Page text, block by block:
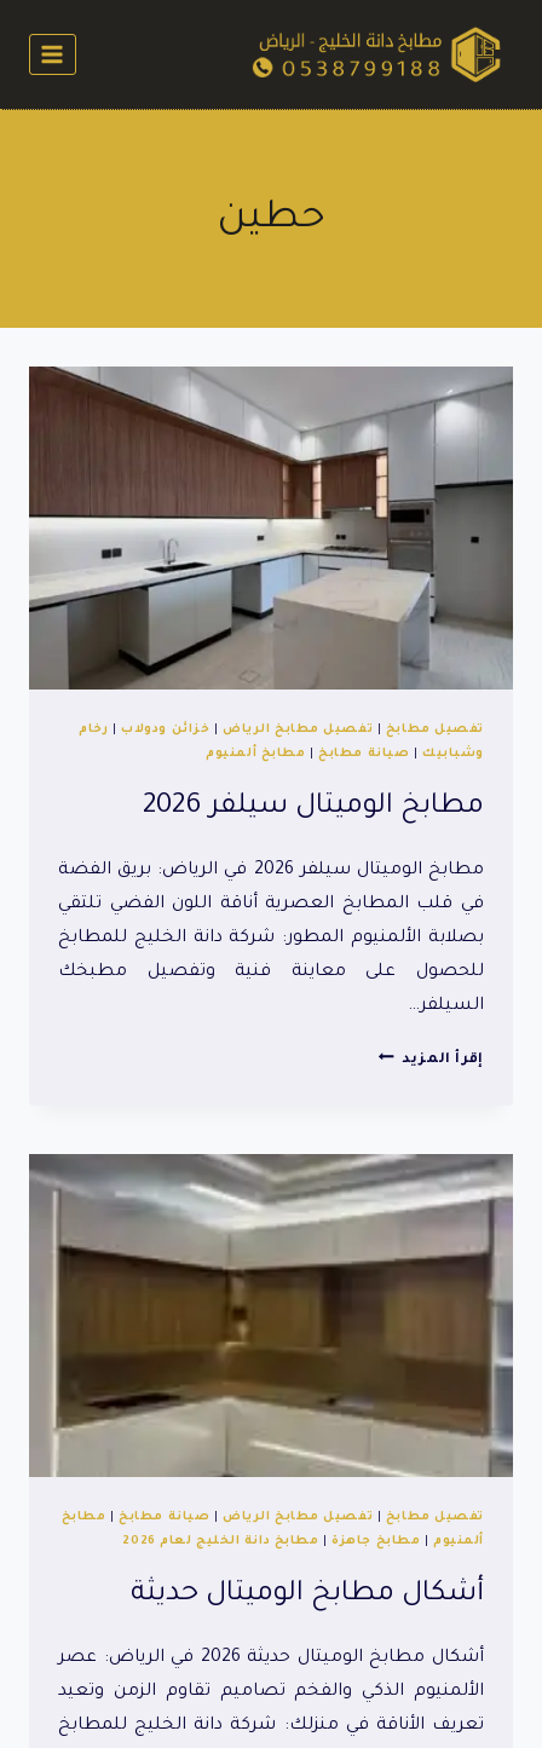
المحتوى
حطين
تفصيل مطابخ تفصيل مطابخ الرياض| خزائن ودولاب|
رخام
وشبابيك| صيانة مطابخ| مطابخ ألمنيوم
مطابخ الوميتال سيلفر 2026
مطابخ الوميتال سيلفر 2026 في الرياض: بريق الفضة
في قلب المطابخ العصرية أناقة اللون الفضي تلتقي
بصلابة الألمنيوم المطور: شركة دانة الخليج للمطابخ
للحصول على معاينة فنية وتفصيل مطبخك
السيلفر…
إقرأ المزيد مطابخ
تفصيل مطابخ تفصيل مطابخ الرياض| صيانة مطابخ|
مطابخ
ألمنيوم| مطابخ جاهزة| مطابخ دانة الخليج لعام 2026
أشكال مطابخ الوميتال حديثة
أشكال مطابخ الوميتال حديثة 2026 في الرياض: عصر
الألمنيوم الذكي والفخم تصاميم تقاوم الزمن وتعيد
تعريف الأناقة في منزلك: شركة دانة الخليج للمطابخ